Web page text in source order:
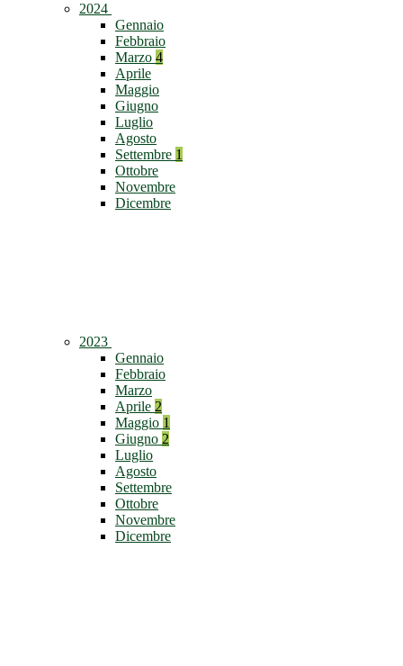
2024
Gennaio
Febbraio
Marzo 4
Aprile
Maggio
Giugno
Luglio
Agosto
Settembre 1
Ottobre
Novembre
Dicembre
2023
Gennaio
Febbraio
Marzo
Aprile 2
Maggio 1
Giugno 2
Luglio
Agosto
Settembre
Ottobre
Novembre
Dicembre